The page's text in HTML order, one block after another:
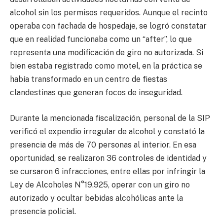
alcohol sin los permisos requeridos. Aunque el recinto
operaba con fachada de hospedaje, se logró constatar
que en realidad funcionaba como un “after”, lo que
representa una modificación de giro no autorizada. Si
bien estaba registrado como motel, en la práctica se
había transformado en un centro de fiestas
clandestinas que generan focos de inseguridad.
Durante la mencionada fiscalización, personal de la SIP
verificó el expendio irregular de alcohol y constató la
presencia de más de 70 personas al interior. En esa
oportunidad, se realizaron 36 controles de identidad y
se cursaron 6 infracciones, entre ellas por infringir la
Ley de Alcoholes N°19.925, operar con un giro no
autorizado y ocultar bebidas alcohólicas ante la
presencia policial.